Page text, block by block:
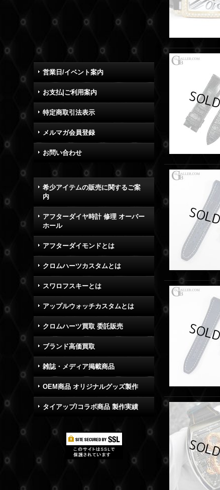
営業日/イベント案内
お支払|ご利用案内
特定商取引法表示
メルマガ会員登録
お問い合わせ
希少アイテムの販売に関するご案
内
アフターダイヤ時計 修理 オーバー
ホール
アフターダイモンドとは
クロムハーツカスタムとは
スワロフスキーとは
アップルウォッチカスタムとは
クロムハーツ買取 委託販売
ブランド高価買取
雑誌・メディア掲載商品
OEM商品 オリジナルグッズ製作
タイアップ/コラボ商品 製作実績